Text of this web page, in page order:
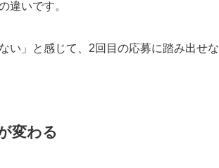
違いです。
い」と感じて、2回目の応募に踏み出せな
変わる